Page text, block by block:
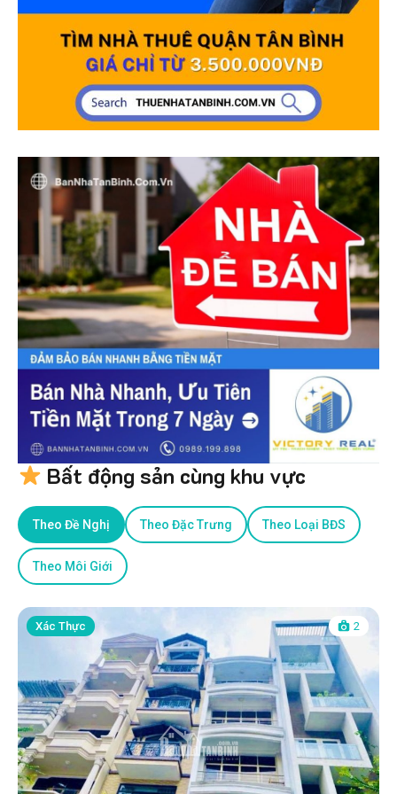
Bất động sản cùng khu vực
Theo Đề Nghị Theo Đặc Trưng Theo Loại BĐS
Theo Môi Giới
Xác Thực 2